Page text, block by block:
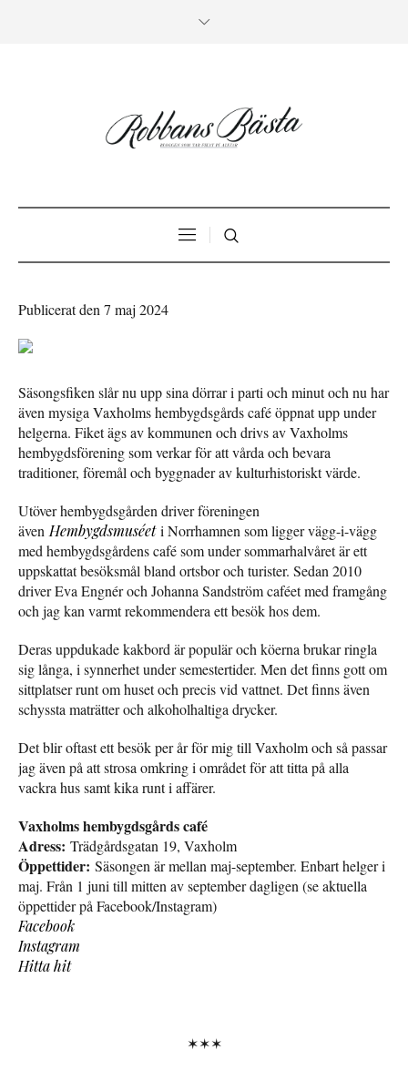
Publicerat den 7 maj 2024
Säsongsfiken slår nu upp sina dörrar i parti och minut och nu har
även mysiga Vaxholms hembygdsgårds café öppnat upp under
helgerna. Fiket ägs av kommunen och drivs av Vaxholms
hembygdsförening som verkar för att vårda och bevara
traditioner, föremål och byggnader av kulturhistoriskt värde.
Utöver hembygdsgården driver föreningen
ävenHembygdsmuséeti Norrhamnen som ligger vägg-i-vägg
med hembygdsgårdens café som under sommarhalvåret är ett
uppskattat besöksmål bland ortsbor och turister. Sedan 2010
driver Eva Engnér och Johanna Sandström caféet med framgång
och jag kan varmt rekommendera ett besök hos dem.
Deras uppdukade kakbord är populär och köerna brukar ringla
sig långa, i synnerhet under semestertider. Men det finns gott om
sittplatser runt om huset och precis vid vattnet. Det finns även
schyssta maträtter och alkoholhaltiga drycker.
Det blir oftast ett besök per år för mig till Vaxholm och så passar
jag även på att strosa omkring i området för att titta på alla
vackra hus samt kika runt i affärer.
Vaxholms hembygdsgårds café
Adress: Trädgårdsgatan 19, Vaxholm
Öppettider: Säsongen är mellan maj-september. Enbart helger i
maj. Från 1 juni till mitten av september dagligen (se aktuella
öppettider på Facebook/Instagram)
Facebook
Instagram
Hitta hit
✶✶✶